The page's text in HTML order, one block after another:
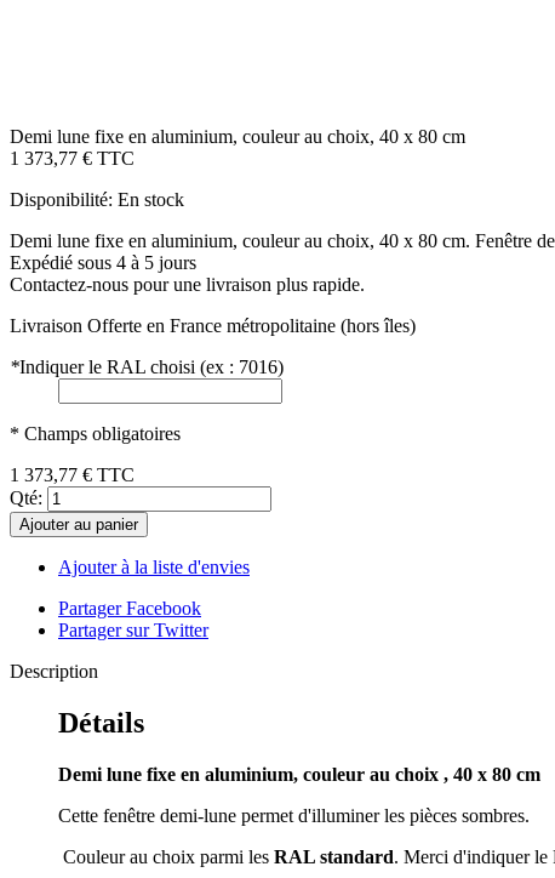
Demi lune fixe en aluminium, couleur au choix, 40 x 80 cm
1 373,77 € TTC
Disponibilité: En stock
Demi lune fixe en aluminium, couleur au choix, 40 x 80 cm. Fenêtre
Expédié sous 4 à 5 jours
Contactez-nous pour une livraison plus rapide.
Livraison Offerte en France métropolitaine (hors îles)
*Indiquer le RAL choisi (ex : 7016)
* Champs obligatoires
1 373,77 € TTC
Qté:
Ajouter au panier
Ajouter à la liste d'envies
Partager Facebook
Partager sur Twitter
Description
Détails
Demi lune fixe en aluminium, couleur au choix , 40 x 80 cm
Cette fenêtre demi-lune permet d'illuminer les pièces sombres.
Couleur au choix parmi les RAL standard. Merci d'indiquer le